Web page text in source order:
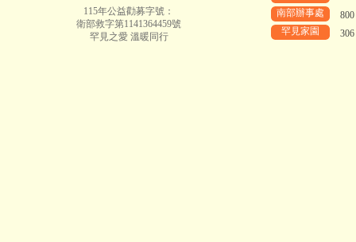
115年公益勸募字號：
衛部救字第1141364459號
罕見之愛 溫暖同行
南部辦事處
罕見家園